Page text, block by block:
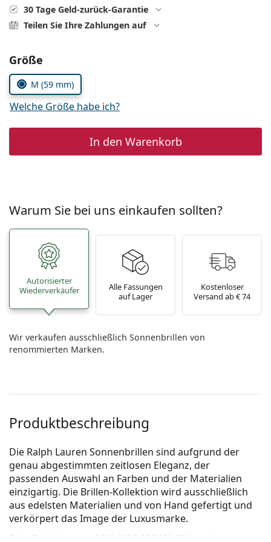
Persol
Prada
Alle Marken
30 Tage Geld-zurück-Garantie
Teilen Sie Ihre Zahlungen auf
Parameter wählen
Größe
M (59 mm)
Welche Größe habe ich?
In den Warenkorb
Warum Sie bei uns einkaufen sollten?
Autorisierter
Wiederverkäufer
Alle Fassungen
auf Lager
Kostenloser
Versand ab € 74
Wir verkaufen ausschließlich Sonnenbrillen von
renommierten Marken.
Produktbeschreibung
Die Ralph Lauren Sonnenbrillen sind aufgrund der
genau abgestimmten zeitlosen Eleganz, der
passenden Auswahl an Farben und der Materialien
einzigartig. Die Brillen-Kollektion wird ausschließlich
aus edelsten Materialien und von Hand gefertigt und
verkörpert das Image der Luxusmarke.
Polo Ralph Lauren 0PH 4133 528481 59